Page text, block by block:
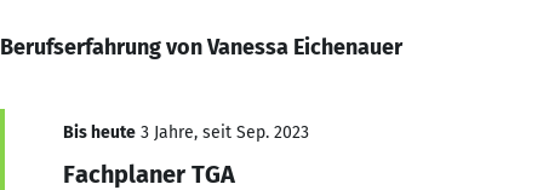
Berufserfahrung von Vanessa Eichenauer
Bis heute 3 Jahre, seit Sep. 2023
Fachplaner TGA